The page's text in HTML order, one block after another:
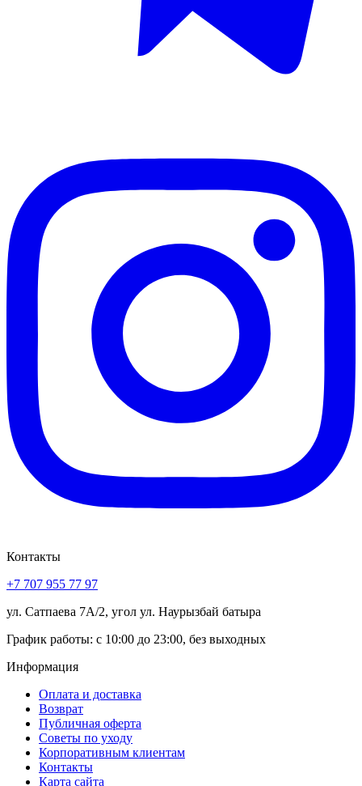
Контакты
+7 707 955 77 97
ул. Сатпаева 7А/2, угол ул. Наурызбай батыра
График работы: с 10:00 до 23:00, без выходных
Информация
Оплата и доставка
Возврат
Публичная оферта
Советы по уходу
Корпоративным клиентам
Контакты
Карта сайта